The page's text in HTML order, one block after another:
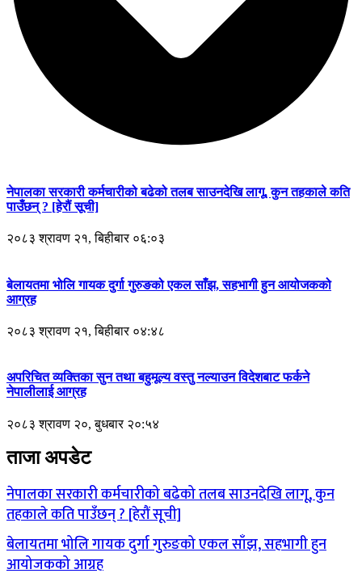
नेपालका सरकारी कर्मचारीको बढेको तलब साउनदेखि लागू, कुन तहकाले कति
पाउँछन् ? [हेरौं सूची]
२०८३ श्रावण २१, बिहीबार ०६:०३
बेलायतमा भोलि गायक दुर्गा गुरुङको एकल साँझ, सहभागी हुन आयोजकको
आग्रह
२०८३ श्रावण २१, बिहीबार ०४:४८
अपरिचित व्यक्तिका सुन तथा बहुमूल्य वस्तु नल्याउन विदेशबाट फर्कने
नेपालीलाई आग्रह
२०८३ श्रावण २०, बुधबार २०:५४
ताजा अपडेट
नेपालका सरकारी कर्मचारीको बढेको तलब साउनदेखि लागू, कुन
तहकाले कति पाउँछन् ? [हेरौं सूची]
बेलायतमा भोलि गायक दुर्गा गुरुङको एकल साँझ, सहभागी हुन
आयोजकको आग्रह